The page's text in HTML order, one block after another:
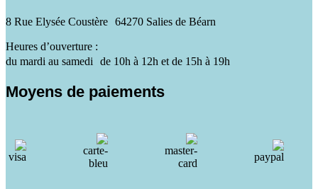
8 Rue Elysée Coustère 64270 Salies de Béarn
Heures d’ouverture :
du mardi au samedi de 10h à 12h et de 15h à 19h
Moyens de paiements